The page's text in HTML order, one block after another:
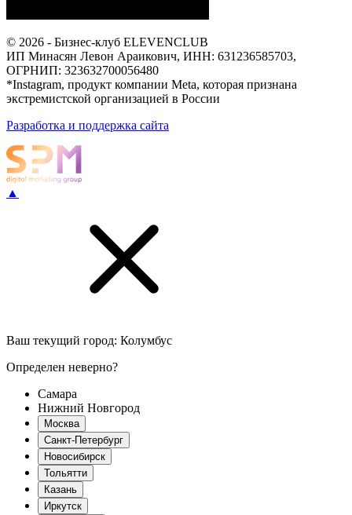
© 2026 - Бизнес-клуб ELEVENCLUB
ИП Минасян Левон Араикович, ИНН: 631236585703,
ОГРНИП: 323632700056480
*Instagram, продукт компании Meta, которая признана
экстремистской организацией в России
Разработка и поддержка сайта
▲
Ваш текущий город: Колумбус
Определен неверно?
Самара
Нижний Новгород
Москва
Санкт-Петербург
Новосибирск
Тольятти
Казань
Иркутск